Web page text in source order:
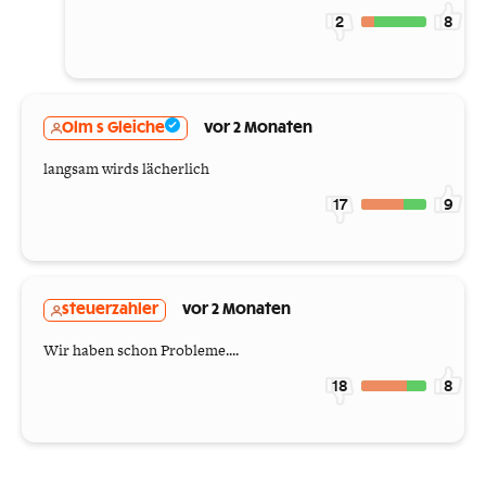
2 8
Olm s Gleiche vor 2 Monaten
langsam wirds lächerlich
17 9
steuerzahler vor 2 Monaten
Wir haben schon Probleme....
18 8